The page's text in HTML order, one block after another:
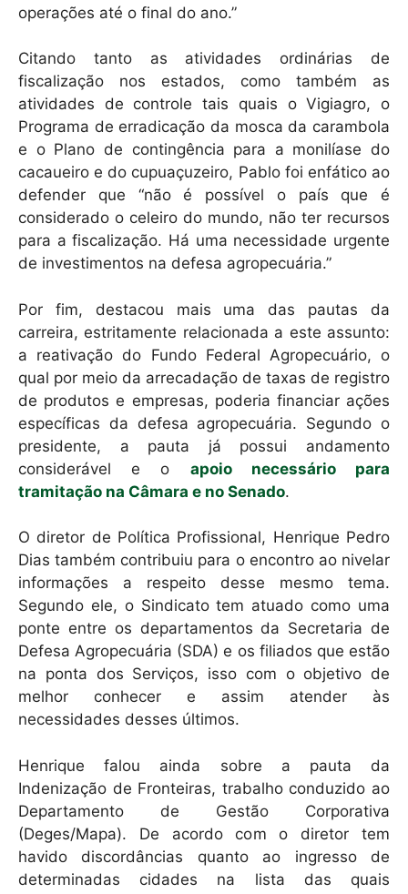
operações até o final do ano.”
Citando tanto as atividades ordinárias de
fiscalização nos estados, como também as
atividades de controle tais quais o Vigiagro, o
Programa de erradicação da mosca da carambola
e o Plano de contingência para a monilíase do
cacaueiro e do cupuaçuzeiro, Pablo foi enfático ao
defender que “não é possível o país que é
considerado o celeiro do mundo, não ter recursos
para a fiscalização. Há uma necessidade urgente
de investimentos na defesa agropecuária.”
Por fim, destacou mais uma das pautas da
carreira, estritamente relacionada a este assunto:
a reativação do Fundo Federal Agropecuário, o
qual por meio da arrecadação de taxas de registro
de produtos e empresas, poderia financiar ações
específicas da defesa agropecuária. Segundo o
presidente, a pauta já possui andamento
considerável e o apoio necessário para
tramitação na Câmara e no Senado.
O diretor de Política Profissional, Henrique Pedro
Dias também contribuiu para o encontro ao nivelar
informações a respeito desse mesmo tema.
Segundo ele, o Sindicato tem atuado como uma
ponte entre os departamentos da Secretaria de
Defesa Agropecuária (SDA) e os filiados que estão
na ponta dos Serviços, isso com o objetivo de
melhor conhecer e assim atender às
necessidades desses últimos.
Henrique falou ainda sobre a pauta da
Indenização de Fronteiras, trabalho conduzido ao
Departamento de Gestão Corporativa
(Deges/Mapa). De acordo com o diretor tem
havido discordâncias quanto ao ingresso de
determinadas cidades na lista das quais